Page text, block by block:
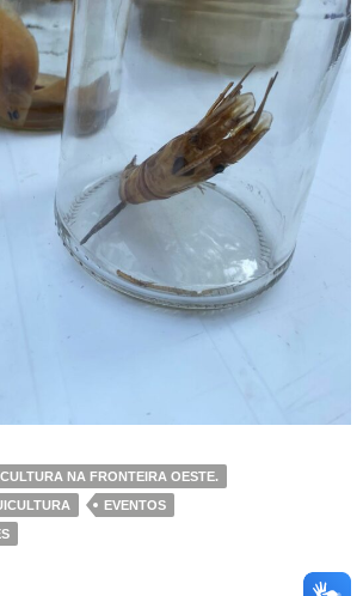
NA FRONTEIRA OESTE.
EVENTOS